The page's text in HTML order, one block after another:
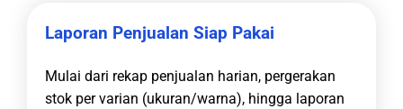
Laporan Penjualan Siap Pakai
Mulai dari rekap penjualan harian, pergerakan
stok per varian (ukuran/warna), hingga laporan